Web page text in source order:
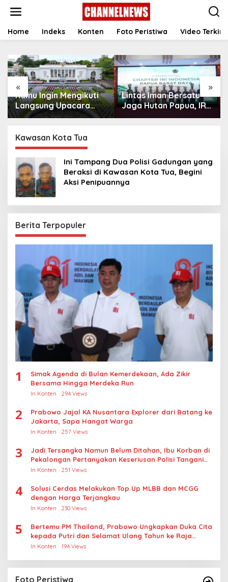
t
Home Indeks Konten Foto Peristiwa Video Terkini
« »
Kamu Ingin Mengikuti
Langsung Upacara
HUT Ke-81
Istana? Ini Link
Pendaftaran Resminya
di Sini
Lintas Iman Bersatu
Jaga Hutan Papua, IRI
Indonesia Resmikan
Kawasan Kota Tua
Ini Tampang Dua Polisi Gadungan yang
Beraksi di Kawasan Kota Tua, Begini
Aksi Penipuannya
Berita Terpopuler
1
Simak Agenda di Bulan Kemerdekaan, Ada Zikir
Bersama Hingga Merdeka Run
In Konten 294 Views
2
Prabowo Jajal KA Nusantara Explorer dari Batang ke
Jakarta, Sapa Hangat Warga
In Konten 257 Views
3
Jadi Tersangka Namun Belum Ditahan, Ibu Korban di
Pekalongan Pertanyakan Keseriusan Polisi Tangani
Kasus Rudapksa Sampai Anaknya Hamil
In Konten 251 Views
4
Solusi Cerdas Melakukan Top Up MLBB dan MCGG
dengan Harga Terjangkau
In Konten 230 Views
5
Bertemu PM Thailand, Prabowo Ungkapkan Duka Cita
kepada Putri dan Selamat Ulang Tahun ke Raja
Thailand
In Konten 194 Views
Foto Peristiwa